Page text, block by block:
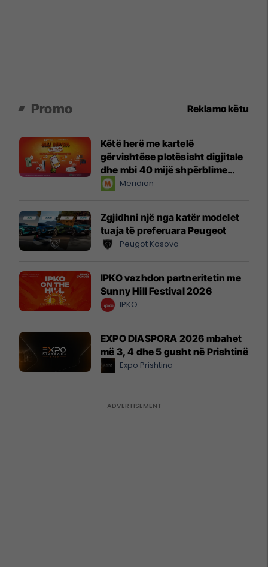
Promo Reklamo këtu
Këtë herë me kartelë
gërvishtëse plotësisht digjitale
dhe mbi 40 mijë shpërblime
instant!Meridian
Zgjidhni një nga katër modelet
tuaja të preferuara Peugeot
Peugot Kosova
IPKO vazhdon partneritetin me
Sunny Hill Festival 2026
IPKO
EXPO DIASPORA 2026 mbahet
më 3, 4 dhe 5 gusht në Prishtinë
Expo Prishtina